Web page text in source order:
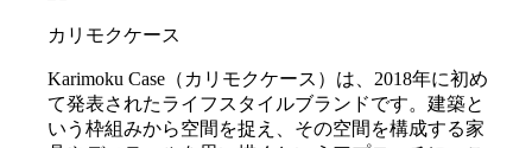
カリモクケース
Karimoku Case（カリモクケース）は、2018年に初め
て発表されたライフスタイルブランドです。建築と
いう枠組みから空間を捉え、その空間を構成する家